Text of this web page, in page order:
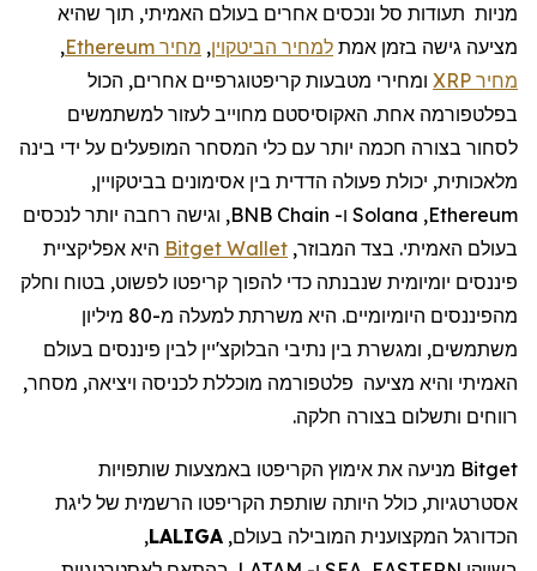
מניות תעודות סל ונכסים אחרים בעולם האמיתי, תוך שהיא
מציעה גישה בזמן אמת למחיר הביטקוין, מחיר Ethereum
,
מחיר XRP
ומחירי מטבעות קריפטוגרפיים אחרים, הכול
בפלטפורמה אחת. האקוסיסטם מחוייב לעזור למשתמשים
לסחור בצורה חכמה יותר עם כלי המסחר המופעלים על ידי בינה
מלאכותית, יכולת פעולה הדדית בין אסימונים בביטקויין,
Ethereum
,
Solana ו- BNB Chain, וגישה רחבה יותר לנכסים
בעולם האמיתי. בצד המבוזר, Bitget Wallet היא אפליקציית
פיננסים יומיומית שנבנתה כדי להפוך קריפטו לפשוט, בטוח וחלק
מהפיננסים היומיומיים. היא
משרתת למעלה מ-80 מיליון
משתמשים, ומגשרת בין נתיבי הבלוקצ'יין לבין פיננסים בעולם
האמיתי והיא מציעה פלטפורמה מוכללת לכניסה ויציאה, מסחר,
רווחים ותשלום בצורה חלקה.
Bitget מניעה את אימוץ הקריפטו באמצעות שותפויות
אסטרטגיות, כולל היותה שותפת הקריפטו הרשמית של ליגת
הכדורגל המקצוענית המובילה בעולם, LALIGA
,